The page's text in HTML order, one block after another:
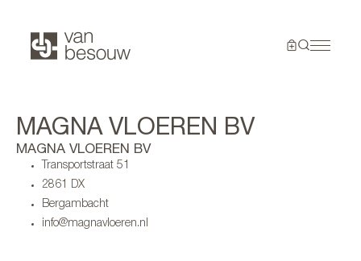
MAGNA VLOEREN BV
MAGNA VLOEREN BV
Transportstraat 51
2861 DX
Bergambacht
info@magnavloeren.nl